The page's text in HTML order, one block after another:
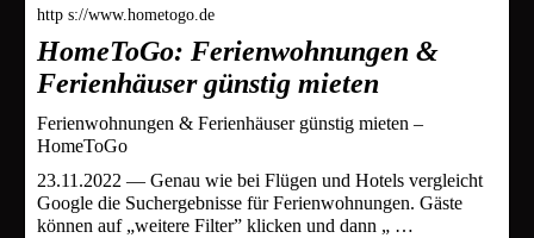
http s://www.hometogo.de
HomeToGo: Ferienwohnungen &
Ferienhäuser günstig mieten
Ferienwohnungen & Ferienhäuser günstig mieten –
HomeToGo
23.11.2022 — Genau wie bei Flügen und Hotels vergleicht
Google die Suchergebnisse für Ferienwohnungen. Gäste
können auf „weitere Filter” klicken und dann „ …